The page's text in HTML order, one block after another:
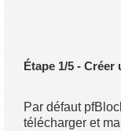
Étape 1/5 -
Par défaut
télécharger et